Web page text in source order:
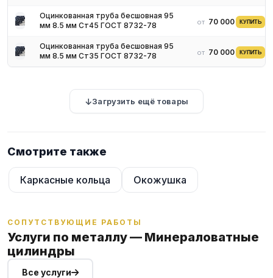
Оцинкованная труба бесшовная 95
мм 8.5 мм Ст45 ГОСТ 8732-78
от 70 000 ₽КУПИТЬ
Оцинкованная труба бесшовная 95
мм 8.5 мм Ст35 ГОСТ 8732-78
от 70 000 ₽КУПИТЬ
Загрузить ещё товары
Смотрите также
Каркасные кольца Окожушка
СОПУТСТВУЮЩИЕ РАБОТЫ
Услуги по металлу — Минераловатные
цилиндры
Все услуги